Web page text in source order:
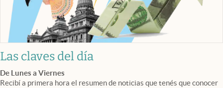
Las claves del día
De Lunes a Viernes
Recibí a primera hora el resumen de noticias que tenés que conocer